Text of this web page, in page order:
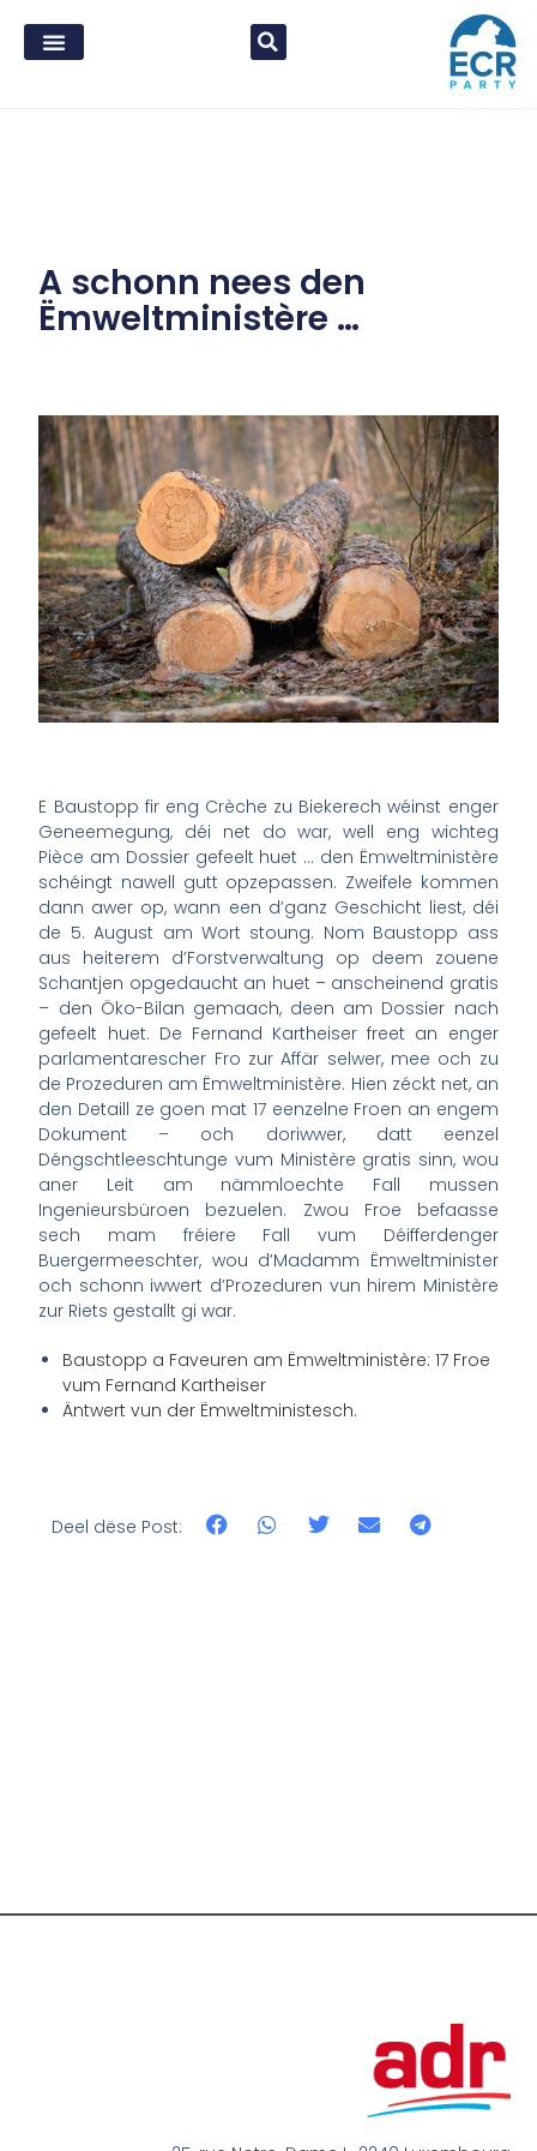
A schonn nees den
Ëmweltministère …
E Baustopp fir eng Crèche zu Biekerech wéinst enger
Geneemegung, déi net do war, well eng wichteg
Pièce am Dossier gefeelt huet … den Ëmweltministère
schéingt nawell gutt opzepassen. Zweifele kommen
dann awer op, wann een d’ganz Geschicht liest, déi
de 5. August am Wort stoung. Nom Baustopp ass
aus heiterem d’Forstverwaltung op deem zouene
Schantjen opgedaucht an huet – anscheinend gratis
– den Öko-Bilan gemaach, deen am Dossier nach
gefeelt huet. De Fernand Kartheiser freet an enger
parlamentarescher Fro zur Affär selwer, mee och zu
de Prozeduren am Ëmweltministère. Hien zéckt net, an
den Detaill ze goen mat 17 eenzelne Froen an engem
Dokument – och doriwwer, datt eenzel
Déngschtleeschtunge vum Ministère gratis sinn, wou
aner Leit am nämmloechte Fall mussen
Ingenieursbüroen bezuelen. Zwou Froe befaasse
sech mam fréiere Fall vum Déifferdenger
Buergermeeschter, wou d’Madamm Ëmweltminister
och schonn iwwert d’Prozeduren vun hirem Ministère
zur Riets gestallt gi war.
Baustopp a Faveuren am Ëmweltministère: 17 Froe
vum Fernand Kartheiser
Äntwert vun der Ëmweltministesch.
Deel dëse Post: